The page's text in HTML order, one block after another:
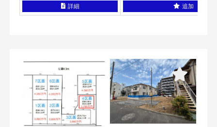
詳細 追加